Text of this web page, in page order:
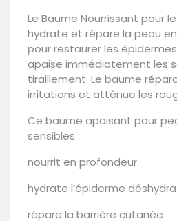
Le Baume Nourrissant pour
hydrate et répare la peau
pour restaurer les
apaise immédiatement les
tiraillement. Le baume
irritations et atténue les
Ce baume apaisant pour
sensibles :
nourrit en profondeur
hydrate l’épiderme
répare la barrière cutanée